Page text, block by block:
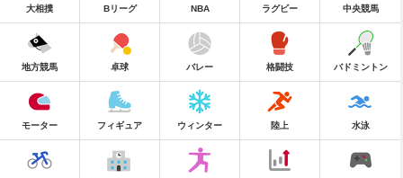
大相撲 Bリーグ NBA ラグビー 中央競馬
地方競馬 卓球 バレー 格闘技 バドミントン
モーター フィギュア ウィンター 陸上 水泳